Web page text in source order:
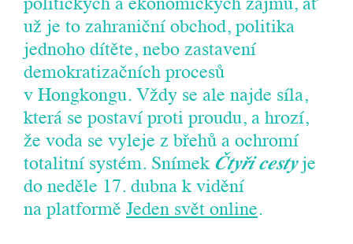
politických a ekonomických zájmů, ať
už je to zahraniční obchod, politika
jednoho dítěte, nebo zastavení
demokratizačních procesů
v Hongkongu. Vždy se ale najde síla,
která se postaví proti proudu, a hrozí,
že voda se vyleje z břehů a ochromí
totalitní systém. Snímek Čtyři cestyje
do neděle 17. dubna k vidění
na platformě Jeden svět online.